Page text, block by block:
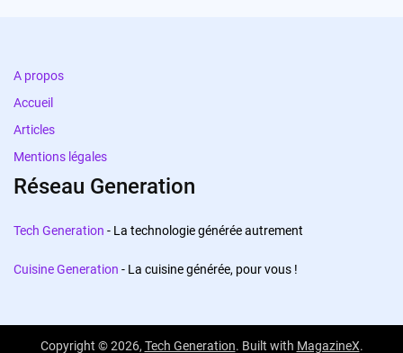
A propos
Accueil
Articles
Mentions légales
Réseau Generation
Tech Generation - La technologie générée autrement
Cuisine Generation - La cuisine générée, pour vous !
Copyright © 2026, Tech Generation. Built with MagazineX.